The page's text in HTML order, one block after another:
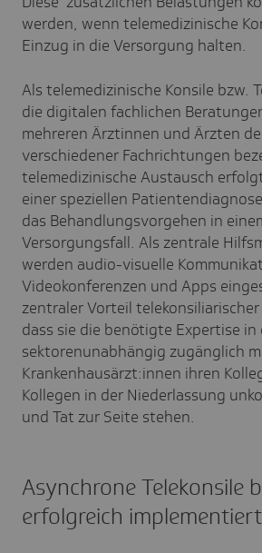
werden, wenn telemedizinische
Einzug in die Versorgung halten.
Als telemedizinische Konsile bzw.
die digitalen fachlichen
mehreren Ärztinnen und Ärzten
verschiedener Fachrichtungen
telemedizinische Austausch
einer speziellen
das Behandlungsvorgehen in
Versorgungsfall. Als zentrale
werden audio-visuelle
Videokonferenzen und Apps
zentraler Vorteil
dass sie die benötigte Expertise in
sektorenunabhängig zugänglich
Krankenhausärzt:innen ihren
Kollegen in der Niederlassung
und Tat zur Seite stehen.
Asynchrone Telekonsile
erfolgreich implementiert